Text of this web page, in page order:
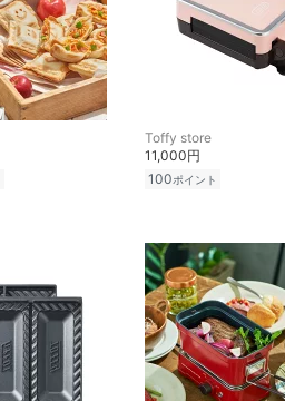
Toffy store
11,000円
100ポイント